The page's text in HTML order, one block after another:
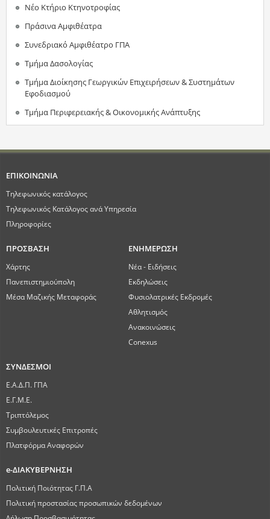
Νέο Κτήριο Κτηνοτροφίας
Πράσινα Αμφιθέατρα
Συνεδριακό Αμφιθέατρο ΓΠΑ
Τμήμα Δασολογίας
Τμήμα Διοίκησης Γεωργικών Επιχειρήσεων & Συστημάτων
Εφοδιασμού
Τμήμα Περιφερειακής & Οικονομικής Ανάπτυξης
ΕΠΙΚΟΙΝΩΝΙΑ
Τηλεφωνικός κατάλογος
Τηλεφωνικός Κατάλογος ανά Υπηρεσία
Πληροφορίες
ΠΡΟΣΒΑΣΗ
Χάρτης
Πανεπιστημιούπολη
Μέσα Μαζικής Μεταφοράς
ΕΝΗΜΕΡΩΣΗ
Νέα - Ειδήσεις
Εκδηλώσεις
Φυσιολατρικές Εκδρομές
Αθλητισμός
Ανακοινώσεις
Conexus
ΣΥΝΔΕΣΜΟΙ
Ε.Α.Δ.Π. ΓΠΑ
Ε.Γ.Μ.Ε.
Τριπτόλεμος
Συμβουλευτικές Επιτροπές
Πλατφόρμα Αναφορών
e-ΔΙΑΚΥΒΕΡΝΗΣΗ
Πολιτική Ποιότητας Γ.Π.Α
Πολιτική προστασίας προσωπικών δεδομένων